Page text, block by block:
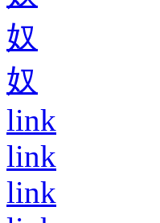
奴
奴
link
link
link